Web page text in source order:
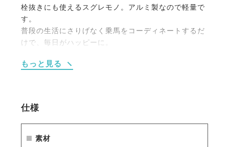
栓抜きにも使えるスグレモノ。アルミ製なので軽量で
す。
普段の生活にさりげなく乗馬をコーディネートするだ
けで、毎日がハッピーに。
う！
もっと見る
仕様
素材